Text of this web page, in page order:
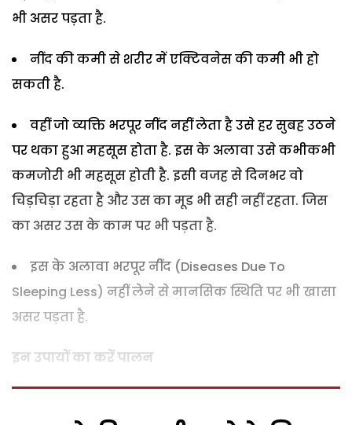
भी असर पड़ता है.
नींद की कमी से शरीर में एक्टिवनेस की कमी भी हो
सकती है.
वहीं जो व्यक्ति भरपूर नींद नहीं लेता है उसे हर सुबह उठने
पर थका हुआ महसूस होता है. इस के अलावा उसे कभीकभी
कमजोरी भी महसूस होती है. इसी वजह से दिनभर वो
चिड़चिड़ा रहता है और उस का मूड भी सही नहीं रहता. जिस
का असर उस के काम पर भी पड़ता है.
इस के अलावा भरपूर नींद (Diseases Due To
Sleeping Less) नहीं लेने से मानसिक स्थिति पर भी खासा
असर पड़ता है.
इन उपायों का करें पालन